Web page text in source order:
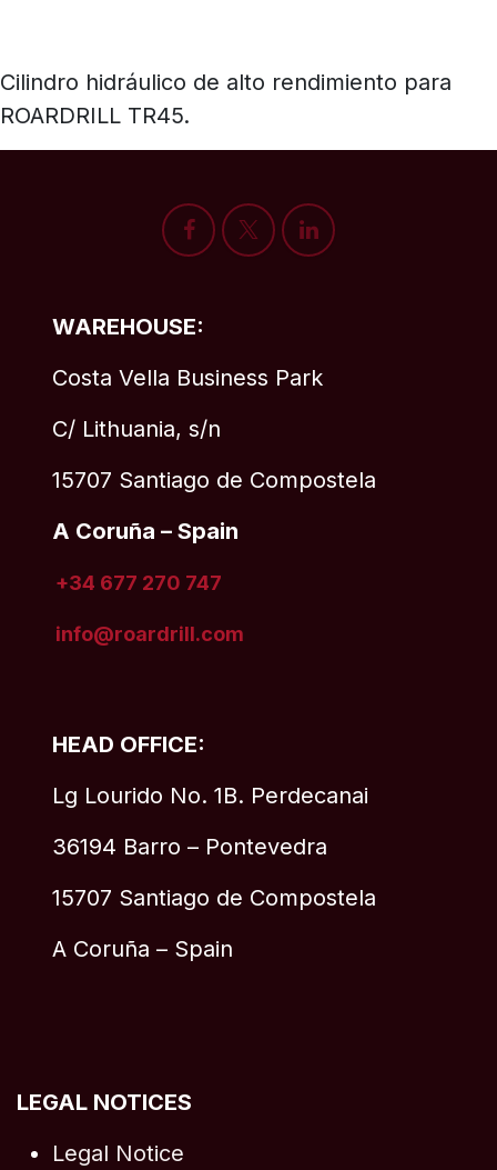
Cilindro hidráulico de alto rendimiento para
ROARDRILL TR45.
HEAD OFFICE:
Lg Lourido No. 1B. Perdecanai
36194 Barro – Pontevedra
15707 Santiago de Compostela
A Coruña – Spain
WAREHOUSE:
Costa Vella Business Park
C/ Lithuania, s/n
15707 Santiago de Compostela
A Coruña – Spain
+34 677 270 747
info@roardrill.com
LEGAL NOTICES
Legal Notice